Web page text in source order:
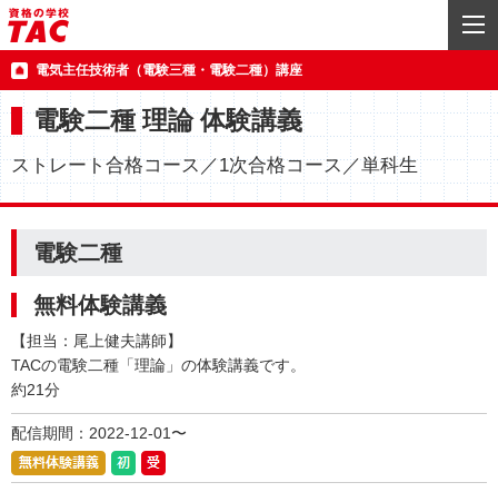
電気主任技術者（電験三種・電験二種）講座
電験二種 理論 体験講義
ストレート合格コース／1次合格コース／単科生
電験二種
無料体験講義
【担当：尾上健夫講師】
TACの電験二種「理論」の体験講義です。
約21分
配信期間：2022-12-01〜